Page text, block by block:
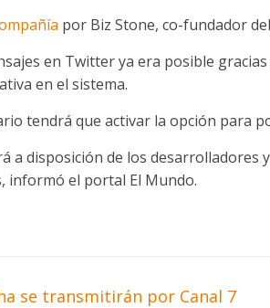
por Biz Stone, co-fundador
en Twitter ya era posible
en el sistema.
tendrá que activar la opción para
disposición de los desarrolladores
informó el portal El Mundo.
se transmitirán por Canal 7